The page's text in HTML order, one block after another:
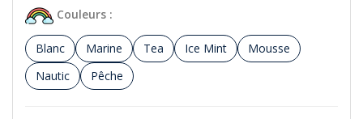
Couleurs :
Blanc Marine Tea Ice Mint
Mousse
Nautic
Pêche